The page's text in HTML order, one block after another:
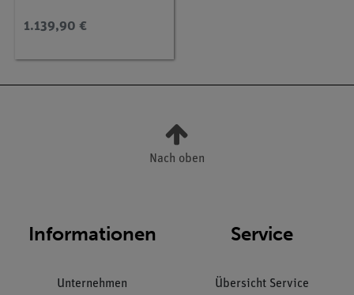
1.139,90 €
Nach oben
Informationen
Unternehmen
Service
Übersicht Service